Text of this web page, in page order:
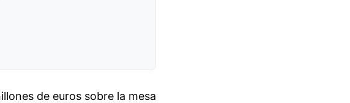
de euros sobre la mesa